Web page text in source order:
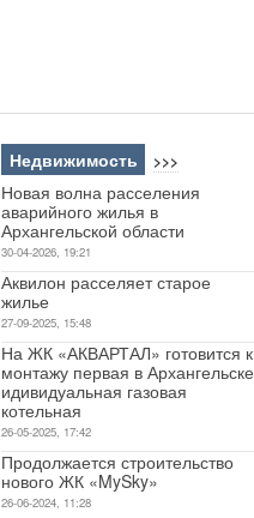
Недвижимость >>>
Новая волна расселения
аварийного жилья в
Архангельской области
30-04-2026, 19:21
Аквилон расселяет старое
жилье
27-09-2025, 15:48
На ЖК «АКВАРТАЛ» готовится к
монтажу первая в Архангельске
идивидуальная газовая
котельная
26-05-2025, 17:42
Продолжается строительство
нового ЖК «MySky»
26-06-2024, 11:28